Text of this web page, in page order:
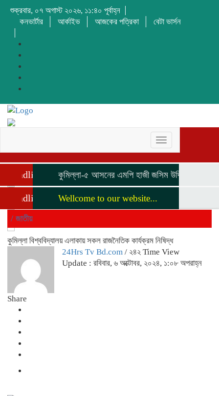
শুক্রবার, ০৭ অগাস্ট ২০২৬, ১১:৪০ পূর্বাহ্ন
কনভার্টার
আর্কাইভ আজকের পত্রিকা বেটা ভার্সন
Toggle
navigation
Headline কুমিল্লা-৫ আসনের এমপি হাজী জসিম উদ্দিনকে নিয়ে ড.
Headline Wellcome to our website...
/ জাতীয়
কুমিল্লা বিশ্ববিদ্যালয় এলাকায় সকল রাজনৈতিক কার্যক্রম নিষিদ্ধ
24Hrs Tv Bd.com / ২৪২ Time View
Update : রবিবার, ৬ অক্টোবর, ২০২৪, ১:০৮ অপরাহ্ন
Share